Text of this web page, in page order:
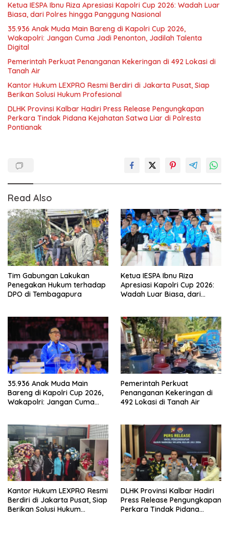
Ketua IESPA Ibnu Riza Apresiasi Kapolri Cup 2026: Wadah Luar
Biasa, dari Polres hingga Panggung Nasional
35.936 Anak Muda Main Bareng di Kapolri Cup 2026,
Wakapolri: Jangan Cuma Jadi Penonton, Jadilah Talenta
Digital
Pemerintah Perkuat Penanganan Kekeringan di 492 Lokasi di
Tanah Air
Kantor Hukum LEXPRO Resmi Berdiri di Jakarta Pusat, Siap
Berikan Solusi Hukum Profesional
DLHK Provinsi Kalbar Hadiri Press Release Pengungkapan
Perkara Tindak Pidana Kejahatan Satwa Liar di Polresta
Pontianak
Read Also
Tim Gabungan Lakukan
Penegakan Hukum terhadap
DPO di Tembagapura
Ketua IESPA Ibnu Riza
Apresiasi Kapolri Cup 2026:
Wadah Luar Biasa, dari
35.936 Anak Muda Main
Bareng di Kapolri Cup 2026,
Wakapolri: Jangan Cuma
Pemerintah Perkuat
Penanganan Kekeringan di
492 Lokasi di Tanah Air
Kantor Hukum LEXPRO Resmi
Berdiri di Jakarta Pusat, Siap
Berikan Solusi Hukum
DLHK Provinsi Kalbar Hadiri
Press Release Pengungkapan
Perkara Tindak Pidana